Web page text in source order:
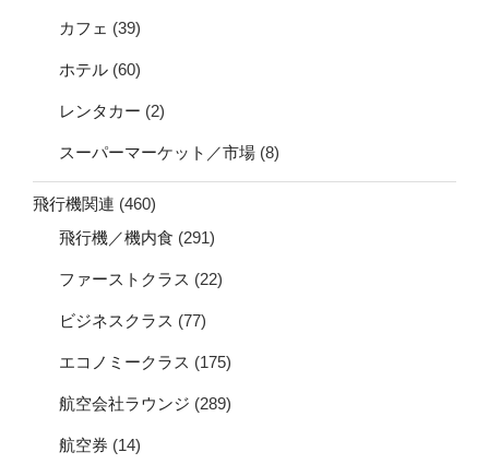
カフェ (39)
ホテル (60)
レンタカー (2)
スーパーマーケット／市場 (8)
飛行機関連 (460)
飛行機／機内食 (291)
ファーストクラス (22)
ビジネスクラス (77)
エコノミークラス (175)
航空会社ラウンジ (289)
航空券 (14)